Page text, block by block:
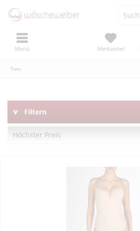
Menü Merkzettel
Tom
Filtern